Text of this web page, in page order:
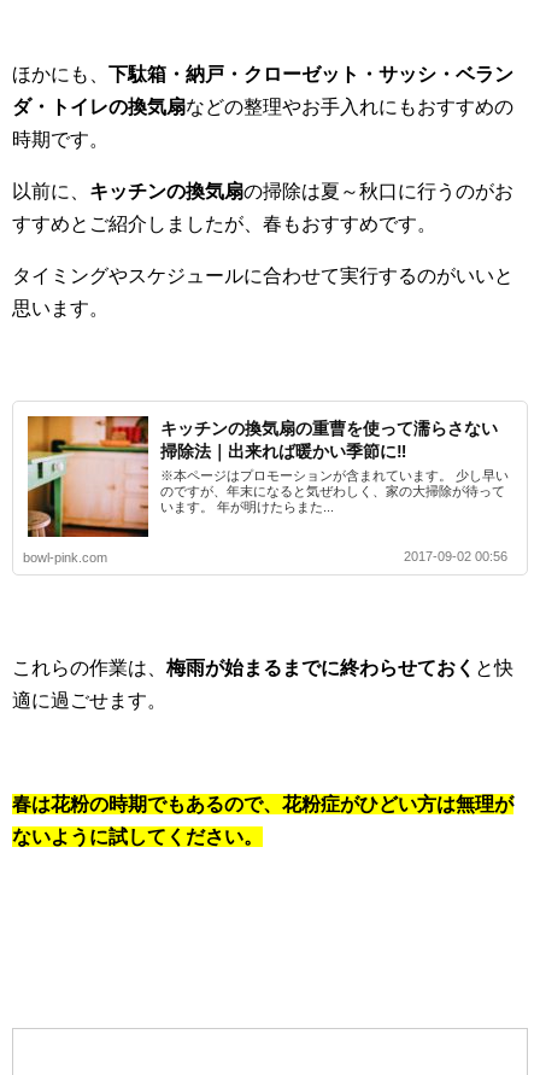
ほかにも、 下駄箱・納戸・クローゼット・サッシ・ベラン
ダ・トイレの換気扇などの整理やお手入れにもおすすめの
時期です。
以前に、 キッチンの換気扇の掃除は夏～秋口に行うのがお
すすめとご紹介しましたが、春もおすすめです。
タイミングやスケジュールに合わせて実行するのがいいと
思います。
キッチンの換気扇の重曹を使って濡らさない
掃除法｜出来れば暖かい季節に‼
※本ページはプロモーションが含まれています。 少し早い
のですが、年末になると気ぜわしく、家の大掃除が待って
います。 年が明けたらまた...
bowl-pink.com 2017-09-02 00:56
これらの作業は、 梅雨が始まるまでに終わらせておく と快
適に過ごせます。
春は花粉の時期でもあるので、花粉症がひどい方は無理が
ないように試してください。